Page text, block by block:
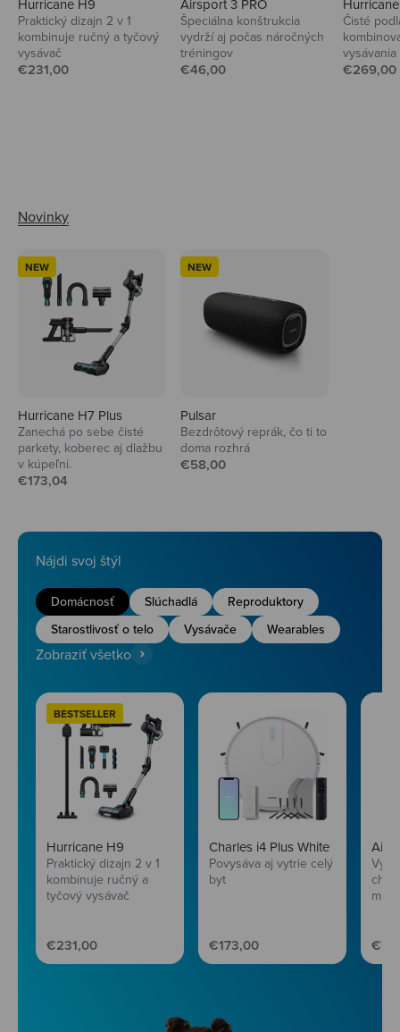
Hurricane H9
Praktický dizajn 2 v 1
kombinuje ručný a tyčový
vysávač
Predajná cena
€231,00
Airsport 3 PRO
Špeciálna konštrukcia
vydrží aj počas náročných
tréningov
Predajná cena
€46,00
Čisté
Predajná
€269,00
NEW
Hurricane H7 Plus
Zanechá po sebe čisté
parkety, koberec aj dlažbu
v kúpeľni.
Predajná cena
€173,04
NEW
Pulsar
Bezdrôtový reprák, čo ti to
doma rozhrá
Predajná cena
€58,00
Nájdi svoj štýl
Domácnosť Slúchadlá
Reproduktory
Starostlivosť o telo
Vysávače Wearables
Zobraziť všetko
BESTSELLER
Hurricane H9
Praktický dizajn 2 v 1
kombinuje ručný a
tyčový vysávač
Predajná cena
€231,00
Charles i4 Plus White
Povysáva aj vytrie celý
byt
Predajná cena
€173,00